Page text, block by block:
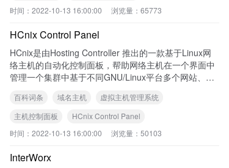
时间： 2022-10-13 16:00:00 浏览量： 65773
HCnix Control Panel
HCnix是由Hosting Controller 推出的一款基于Linux网
络主机的自动化控制面板，帮助网络主机在一个界面中
管理一个集群中基于不同GNU/Linux平台多个网站、邮
的控制面板，用于分布式服务器环境中。
百科词条 域名主机
虚拟主机管理系统
主机控制面板
HCnix Control Panel
时间： 2022-10-13 16:00:00 浏览量： 50103
InterWorx